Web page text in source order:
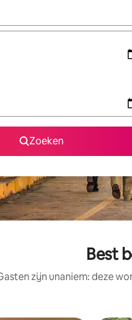
beschikbaar zijn, maak
Zoeken
Best
zijn unaniem: deze